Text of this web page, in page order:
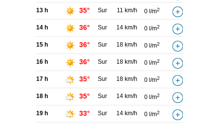
13 h 35° Sur 11 km/h 0 l/m2
14 h 36° Sur 14 km/h 0 l/m2
15 h 36° Sur 18 km/h 0 l/m2
16 h 36° Sur 18 km/h 0 l/m2
17 h 35° Sur 18 km/h 0 l/m2
18 h 35° Sur 14 km/h 0 l/m2
19 h 33° Sur 14 km/h 0 l/m2